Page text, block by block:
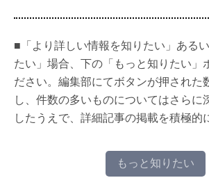
■「より詳しい情報を知りたい」ある
たい」場合、下の「もっと知りたい」
ださい。編集部にてボタンが押された
し、件数の多いものについてはさらに
したうえで、詳細記事の掲載を積極的
もっと知りたい